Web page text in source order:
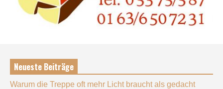
Neueste Beiträge
Warum die Treppe oft mehr Licht braucht als gedacht